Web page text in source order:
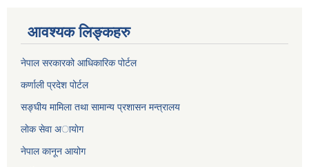
आवश्यक लिङ्कहरु
नेपाल सरकारको आधिकारिक पोर्टल
कर्णाली प्रदेश पोर्टल
सङ्घीय मामिला तथा सामान्य प्रशासन मन्त्रालय
लाेक सेवा अायाेग
नेपाल कानून आयोग